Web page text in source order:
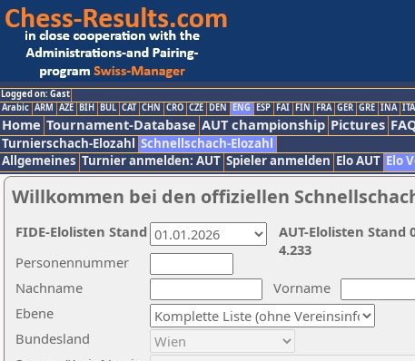
Logged on: Gast
Arabic ARM AZE BIH BUL CAT CHN CRO CZE DEN ENG ESP FAI FIN FRA GER GRE INA ITA
Home Tournament-Database AUT championship Pictures
Turnierschach-Elozahl Schnellschach-Elozahl
Allgemeines Turnier anmelden: AUT Spieler anmelden Elo AUT Elo
Willkommen bei den offiziellen
Nachname
Vorname
Ebene
Personennummer
Bundesland
AUT-Elolisten Stand
4.233
FIDE-Elolisten Stand